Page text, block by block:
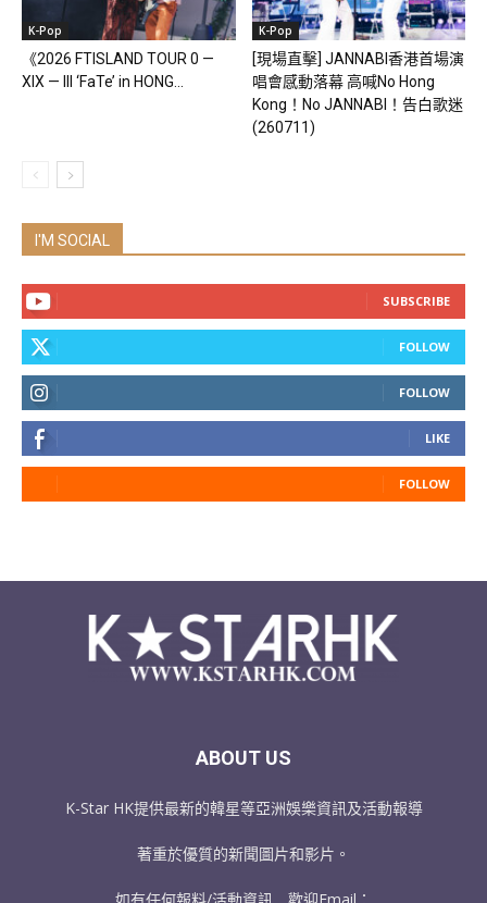
K-Pop
《2026 FTISLAND TOUR 0 —
XIX — III ‘FaTe’ in HONG...
K-Pop
[現場直擊] JANNABI香港首場演
唱會感動落幕 高喊No Hong
Kong！No JANNABI！告白歌迷
(260711)
I'M SOCIAL
SUBSCRIBE
FOLLOW
FOLLOW
LIKE
FOLLOW
ABOUT US
K-Star HK提供最新的韓星等亞洲娛樂資訊及活動報導
著重於優質的新聞圖片和影片。